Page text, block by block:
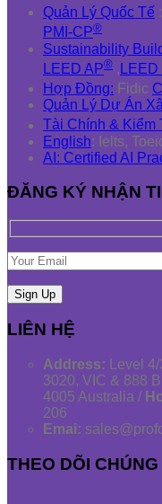
Quản Lý Quốc Tế :
PMI-CP®
Sustainability
LEED AP® , LEED
Hợp Đồng: Fidic
Quản Lý Dự Án
Tài Chính & Kiểm
English: Ielts,
AI: Certified AI
ĐĂNG KÝ NHẬN
LIÊN HỆ
Address: Level
3020, VIC & 888
4005 Australia /
206
Emai:
THEO DÕI CHÚNG